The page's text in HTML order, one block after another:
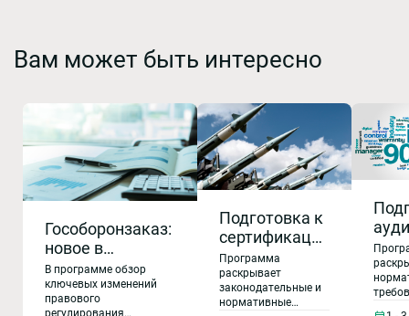
Вам может быть интересно
Гособоронзаказ:
новое в
правовом
регулировании,
работе с
В программе обзор
ключевых изменений
правового
Подготовка к
сертификации
организации
разработчика
гражданской
Программа
раскрывает
законодательные и
нормативные
для